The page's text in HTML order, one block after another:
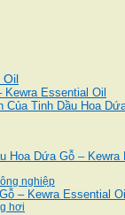
Oil
Essential Oil
Tinh Dầu Hoa
Hoa Dứa Gỗ – Kewra
nghiệp
– Kewra Essential Oil
hơi